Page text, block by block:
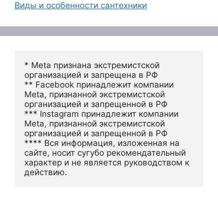
Виды и особенности сантехники
* Meta признана экстремистской
организацией и запрещена в РФ
** Facebook принадлежит компании
Meta, признанной экстремистской
организацией и запрещенной в РФ
*** Instagram принадлежит компании
Meta, признанной экстремистской
организацией и запрещенной в РФ
**** Вся информация, изложенная на
сайте, носит сугубо рекомендательный
характер и не является руководством к
действию.